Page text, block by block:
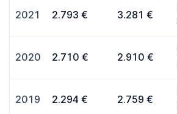
2021 2.793 € 3.281 €
2020 2.710 € 2.910 €
2019 2.294 € 2.759 €